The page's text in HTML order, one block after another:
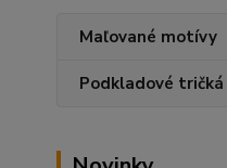
Maľované motívy
Podkladové tričká